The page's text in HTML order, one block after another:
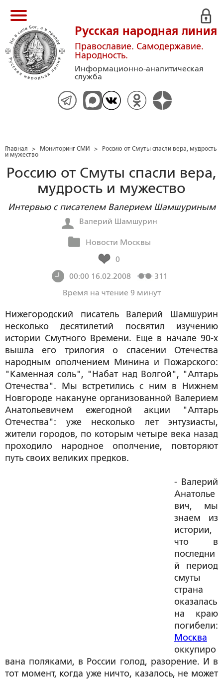
Русская народная линия
Православие. Самодержавие.
Народность.
Информационно-аналитическая
служба
Главная > Мониторинг СМИ >
Россию от Смуты спасли вера, мудрость
и мужество
Россию от Смуты спасли вера,
мудрость и мужество
Интервью с писателем Валерием Шамшуриным
Валерий Шамшурин
Новости Москвы
0
00:00 16.02.2008
311
Время на чтение 9 минут
Нижегородский писатель Валерий Шамшурин
несколько десятилетий посвятил изучению
истории Смутного Времени. Еще в начале 90-х
вышла его трилогия о спасении Отечества
народным ополчением Минина и Пожарского:
"Каменная соль", "Набат над Волгой", "Алтарь
Отечества". Мы встретились с ним в Нижнем
Новгороде накануне организованной Валерием
Анатольевичем ежегодной акции "Алтарь
Отечества": уже несколько лет энтузиасты,
жители городов, по которым четыре века назад
проходило народное ополчение, повторяют
путь своих великих предков.
- Валерий
Анатолье
вич, мы
знаем из
истории,
что в
последни
й период
смуты
страна
оказалась
на краю
погибели:
Москва
оккупиро
вана поляками, в России голод, разорение. И в
тот момент, когда уже ничто, казалось, не может